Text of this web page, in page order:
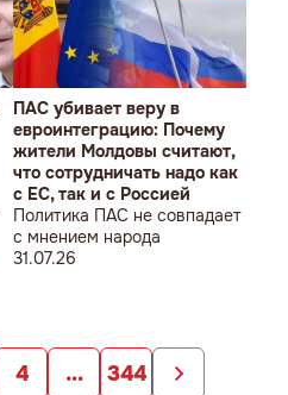
ПАС убивает веру в
евроинтеграцию: Почему
жители Молдовы считают,
что сотрудничать надо как
с ЕС, так и с Россией
Политика ПАС не совпадает
с мнением народа
31.07.26
4 ... 344